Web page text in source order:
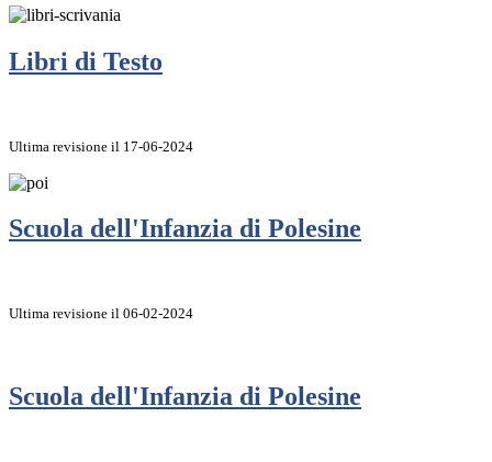
Libri di Testo
Ultima revisione il 17-06-2024
Scuola dell'Infanzia di Polesine
Ultima revisione il 06-02-2024
Scuola dell'Infanzia di Polesine